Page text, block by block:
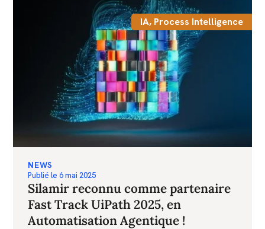
IA, Process Intelligence
NEWS
Publié le6 mai 2025
Silamir reconnu comme partenaire
Fast Track UiPath 2025, en
Automatisation Agentique !